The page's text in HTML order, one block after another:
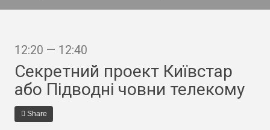
12:20 — 12:40
Секретний проект Київстар
або Підводні човни телекому
Share